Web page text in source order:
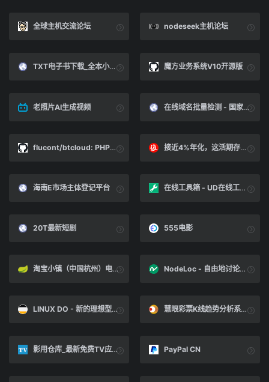
全球主机交流论坛 nodeseek主机论坛
TXT电子书下载_全本小说免费下载_丫丫电子书 魔方业务系统V10开源版
老照片AI生成视频 在线域名批量检测 - 国家反诈中心域名检测接口
flucont/btcloud: PHP开发的宝塔面板第三方云端 接近4%年化，这活期存款简直了！_投资理财_什么值得买
海南E市场主体登记平台 在线工具箱 - UD在线工具箱
20T最新短剧 555电影
淘宝小镇（中国杭州）电子商务产业园 NodeLoc - 自由地讨论互联网资源
LINUX DO - 新的理想型社区 慧眼彩票K线趋势分析系统|慧眼彩票K线软件;彩票K线;时时彩软件;时时彩计划
影用仓库_最新免费TV应用大全 PayPal CN